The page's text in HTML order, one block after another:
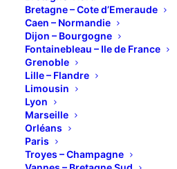
Bretagne – Cote d’Emeraude
Caen – Normandie
Dijon – Bourgogne
Fontainebleau – Ile de France
Grenoble
Lille – Flandre
Limousin
Lyon
Marseille
Orléans
Paris
Troyes – Champagne
Ce contenu est protégé par
le voir, veuillez saisir votre